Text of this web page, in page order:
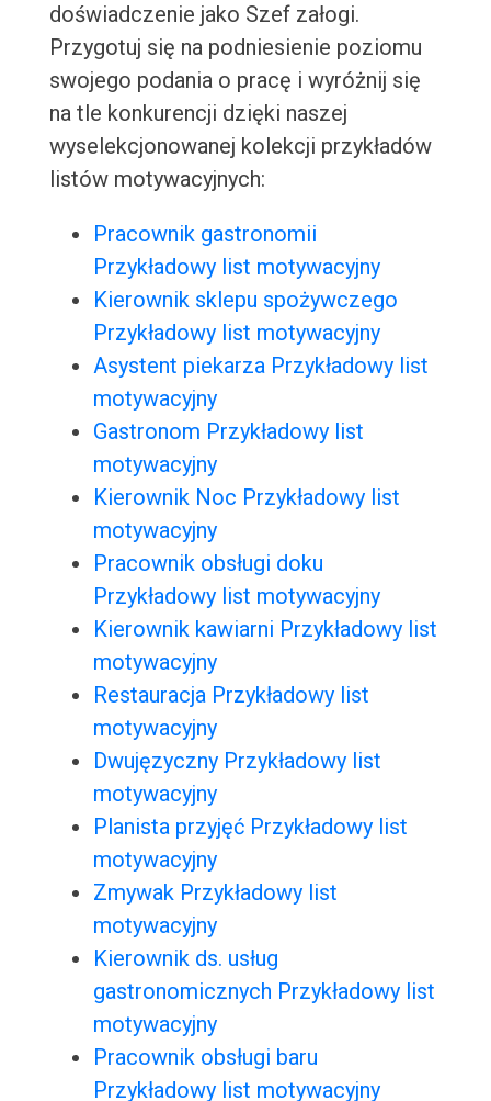
doświadczenie jako Szef załogi.
Przygotuj się na podniesienie poziomu
swojego podania o pracę i wyróżnij się
na tle konkurencji dzięki naszej
wyselekcjonowanej kolekcji przykładów
listów motywacyjnych:
Pracownik gastronomii
Przykładowy list motywacyjny
Kierownik sklepu spożywczego
Przykładowy list motywacyjny
Asystent piekarza Przykładowy list
motywacyjny
Gastronom Przykładowy list
motywacyjny
Kierownik Noc Przykładowy list
motywacyjny
Pracownik obsługi doku
Przykładowy list motywacyjny
Kierownik kawiarni Przykładowy list
motywacyjny
Restauracja Przykładowy list
motywacyjny
Dwujęzyczny Przykładowy list
motywacyjny
Planista przyjęć Przykładowy list
motywacyjny
Zmywak Przykładowy list
motywacyjny
Kierownik ds. usług
gastronomicznych Przykładowy list
motywacyjny
Pracownik obsługi baru
Przykładowy list motywacyjny